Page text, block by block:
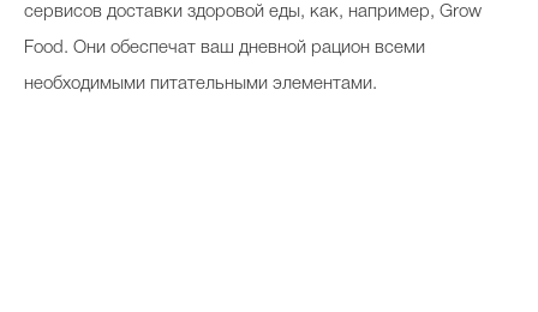
сервисов доставки здоровой еды, как, например, Grow
Food. Они обеспечат ваш дневной рацион всеми
необходимыми питательными элементами.